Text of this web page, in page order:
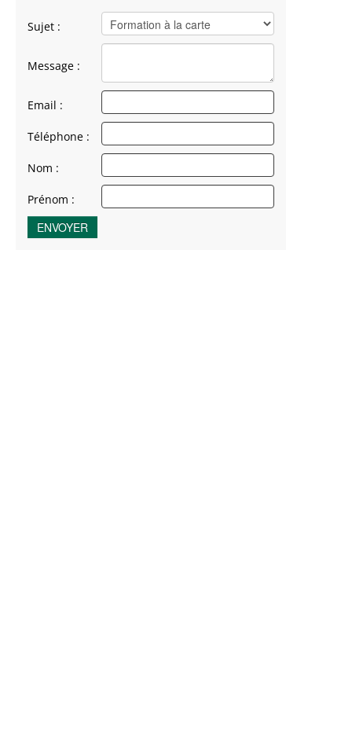
Sujet :
Message :
Email :
Téléphone :
Nom :
Prénom :
ENVOYER